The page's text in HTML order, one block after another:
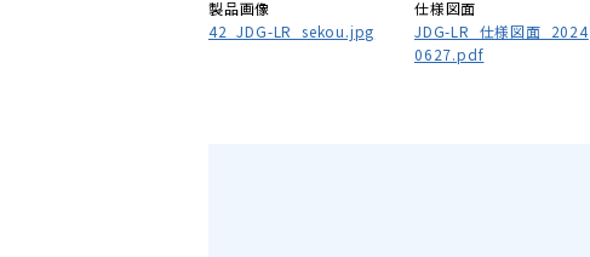
製品画像
42_JDG-LR_sekou.jpg
仕様図面
JDG-LR_仕様図面_2024
0627.pdf